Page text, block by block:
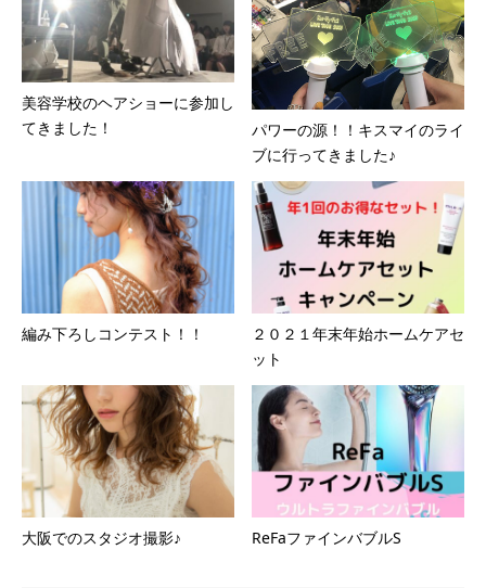
美容学校のヘアショーに参加し
てきました！
パワーの源！！キスマイのライ
ブに行ってきました♪
編み下ろしコンテスト！！
２０２１年末年始ホームケアセ
ット
大阪でのスタジオ撮影♪ ReFaファインバブルS